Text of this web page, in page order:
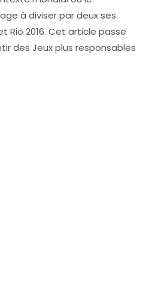
à diviser par deux ses
Rio 2016. Cet article passe
des Jeux plus responsables